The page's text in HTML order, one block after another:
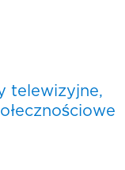
telewizyjne,